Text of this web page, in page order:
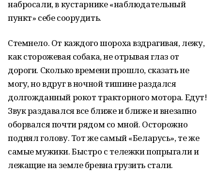
набросали, в кустарнике «наблюдательный
пункт» себе соорудить.
Стемнело. От каждого шороха вздрагивая, лежу,
как сторожевая собака, не отрывая глаз от
дороги. Сколько времени прошло, сказать не
могу, но вдруг в ночной тишине раздался
долгожданный рокот тракторного мотора. Едут!
Звук раздавался все ближе и ближе и внезапно
оборвался почти рядом со мной. Осторожно
поднял голову. Тот же самый «Беларусь», те же
самые мужики. Быстро с тележки попрыгали и
лежащие на земле бревна грузить стали.